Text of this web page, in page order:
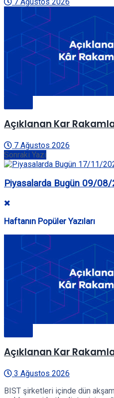
Açıklanan Kar
7 Ağustos 2026
Sonraki Yazı
Piyasalarda Bugün 09/
Haftanın Popüler Yazıları
Açıklanan Kar
3 Ağustos 2026
BIST şirketleri içinde dün